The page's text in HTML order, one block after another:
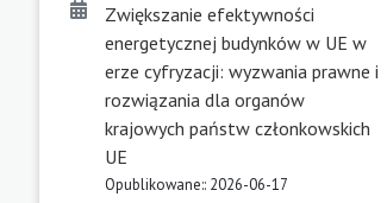
Zwiększanie efektywności
energetycznej budynków w UE w
erze cyfryzacji: wyzwania prawne i
rozwiązania dla organów
krajowych państw członkowskich
UE
Opublikowane:: 2026-06-17